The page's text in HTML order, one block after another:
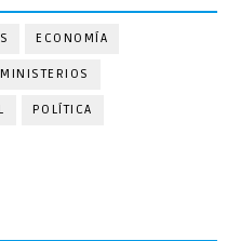
ECONOMÍA
MINISTERIOS
POLÍTICA